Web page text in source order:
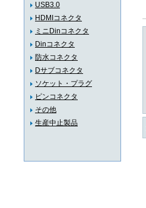
USB3.0
HDMIコネクタ
ミニDinコネクタ
Dinコネクタ
防水コネクタ
Dサブコネクタ
ソケット・プラグ
ピンコネクタ
その他
生産中止製品